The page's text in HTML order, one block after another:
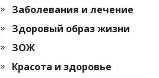
Заболевания и лечение
Здоровый образ жизни
ЗОЖ
Красота и здоровье